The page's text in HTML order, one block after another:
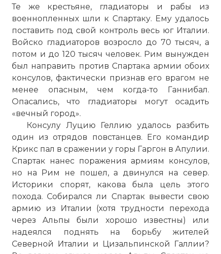
Те же крестьяне, гладиаторы и рабы из
военнопленных шли к Спартаку. Ему удалось
поставить под свой контроль весь юг Италии.
Войско гладиаторов возросло до 70 тысяч, а
потом и до 120 тысяч человек. Рим вынужден
был направить против Спартака армии обоих
консулов, фактически признав его врагом не
менее опасным, чем когда-то Ганнибал.
Опасались, что гладиаторы могут осадить
«вечный город».
Консулу Луцию Геллию удалось разбить
один из отрядов повстанцев. Его командир
Крикс пал в сражении у горы Гаргон в Апулии.
Спартак нанес поражения армиям консулов,
но на Рим не пошел, а двинулся на север.
Историки спорят, какова была цель этого
похода. Собирался ли Спартак вывести свою
армию из Италии (хотя трудности перехода
черезАльпы
были хорошо известны) или
надеялся поднять на борьбу жителей
Северной Италии и Цизальпинской Галлии?